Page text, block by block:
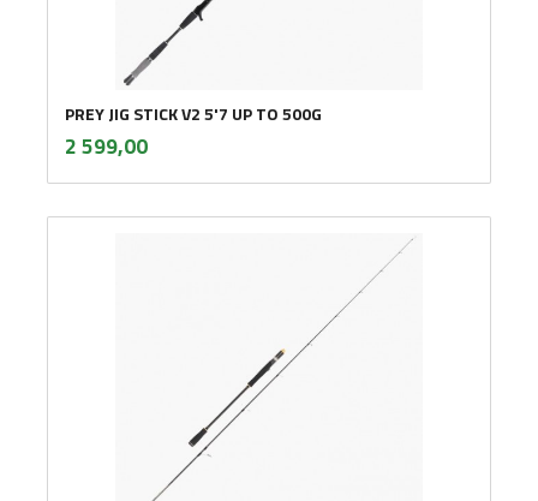
PREY JIG STICK V2 5'7 UP TO 500G
Pris
2 599,00mva.